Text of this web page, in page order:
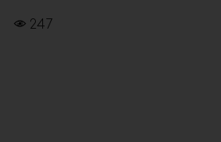
247